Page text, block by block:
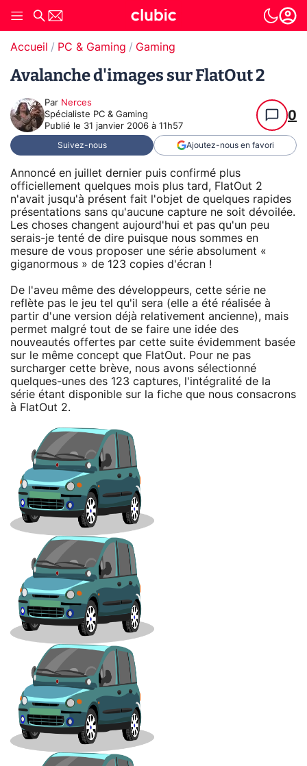
Accueil PC & Gaming Gaming
Avalanche d'images sur FlatOut 2
Par Nerces
Spécialiste PC & Gaming
Publié le 31 janvier 2006 à 11h57
0
Suivez-nous Ajoutez-nous en favori
Annoncé en juillet dernier puis confirmé plus
officiellement quelques mois plus tard, FlatOut 2
n'avait jusqu'à présent fait l'objet de quelques rapides
présentations sans qu'aucune capture ne soit dévoilée.
Les choses changent aujourd'hui et pas qu'un peu
serais-je tenté de dire puisque nous sommes en
mesure de vous proposer une série absolument «
giganormous » de 123 copies d'écran !
De l'aveu même des développeurs, cette série ne
reflète pas le jeu tel qu'il sera (elle a été réalisée à
partir d'une version déjà relativement ancienne), mais
permet malgré tout de se faire une idée des
nouveautés offertes par cette suite évidemment basée
sur le même concept que FlatOut. Pour ne pas
surcharger cette brève, nous avons sélectionné
quelques-unes des 123 captures, l'intégralité de la
série étant disponible sur la fiche que nous consacrons
à FlatOut 2.